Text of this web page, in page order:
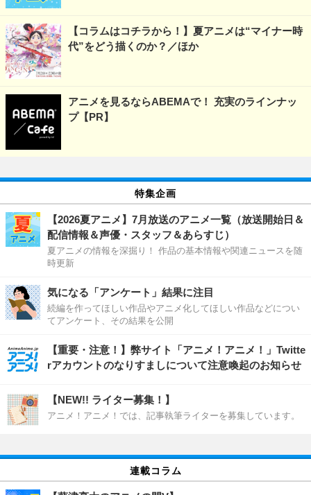
【コラムはコチラから！】夏アニメは“マイナー時
代”をどう描くのか？／ほか
アニメを見るならABEMAで！ 充実のラインナッ
プ【PR】
特集企画
【2026夏アニメ】7月放送のアニメ一覧（放送開始日＆
配信情報＆声優・スタッフ＆あらすじ）
夏アニメの情報を深掘り！ 作品の基本情報や関連ニュースを随
時更新
気になる「アンケート」結果に注目
続編を作ってほしい作品やアニメ化してほしい作品などについ
てアンケート、その結果を公開
【重要・注意！】弊サイト「アニメ！アニメ！」Twitte
rアカウントのなりすましについて注意喚起のお知らせ
【NEW!! ライター募集！】
アニメ！アニメ！では、記事執筆ライターを募集しています。
連載コラム